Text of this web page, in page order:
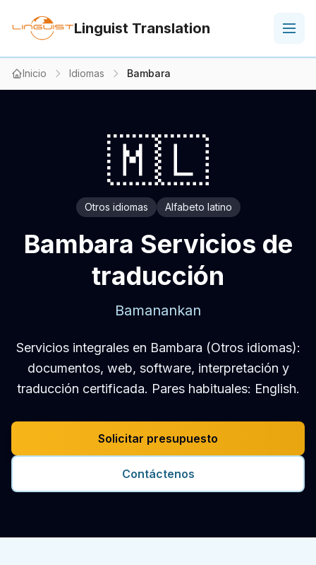
Linguist Translation
Inicio Idiomas Bambara
🇲🇱
Otros idiomas Alfabeto latino
Bambara Servicios de
traducción
Bamanankan
Servicios integrales en Bambara (Otros idiomas):
documentos, web, software, interpretación y
traducción certificada. Pares habituales: English.
Solicitar presupuesto
Contáctenos